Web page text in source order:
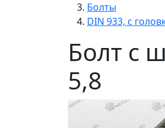
Болты
DIN 933, с
Болт с
5,8